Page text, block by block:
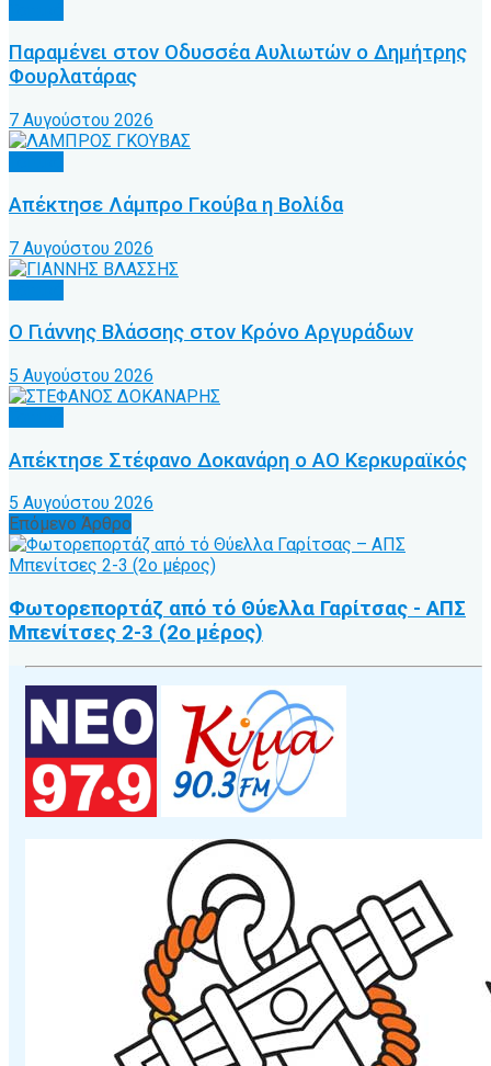
Παραμένει στον Οδυσσέα Αυλιωτών ο Δημήτρης
Φουρλατάρας
7 Αυγούστου 2026
Απέκτησε Λάμπρο Γκούβα η Βολίδα
7 Αυγούστου 2026
Ο Γιάννης Βλάσσης στον Κρόνο Αργυράδων
5 Αυγούστου 2026
Απέκτησε Στέφανο Δοκανάρη ο ΑΟ Κερκυραϊκός
5 Αυγούστου 2026
Επόμενο Άρθρο
Φωτορεπορτάζ από τό Θύελλα Γαρίτσας - ΑΠΣ
Μπενίτσες 2-3 (2ο μέρος)